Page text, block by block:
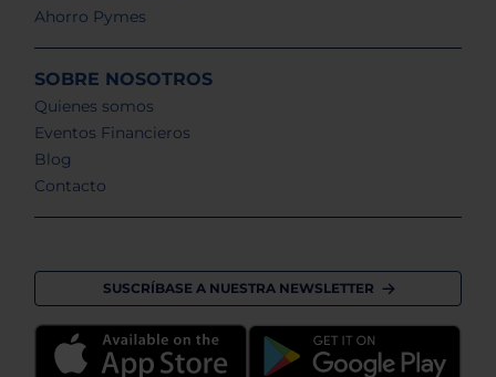
Ahorro Pymes
SOBRE NOSOTROS
Quienes somos
Eventos Financieros
Blog
Contacto
SUSCRÍBASE A NUESTRA NEWSLETTER